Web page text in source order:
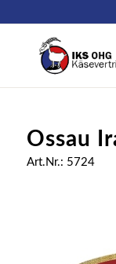
Ossau
Art.Nr.: 5724